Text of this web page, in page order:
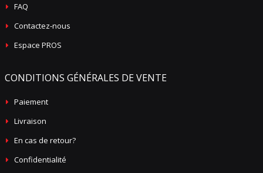
FAQ
Contactez-nous
Espace PROS
CONDITIONS GÉNÉRALES DE VENTE
Paiement
Livraison
En cas de retour?
Confidentialité